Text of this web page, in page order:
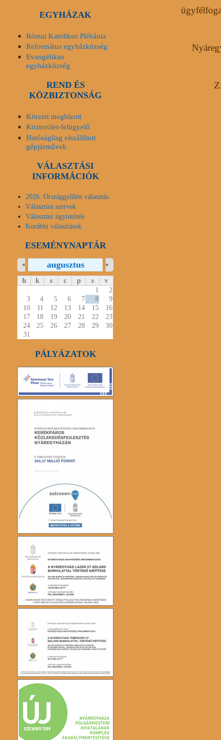
EGYHÁZAK
Római Katolikus Plébánia
Református egyházközség
Evangélikus
egyházközség
REND ÉS
KÖZBIZTONSÁG
Körzeti megbízott
Közterület-felügyelő
Hatóságilag elszállított
gépjárművek
VÁLASZTÁSI
INFORMÁCIÓK
2026. Országgyűlési választás
Választási szervek
Választási ügyintézés
Korábbi választások
ESEMÉNYNAPTÁR
augusztus
« »
h k s c p s
v
1
2
3
4 5 6 7 8
9
10
11 12 13 14 15
16
17
18 19 20 21 22
23
24
25 26 27 28 29
30
31
PÁLYÁZATOK